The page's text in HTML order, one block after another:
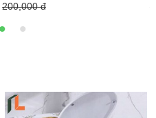
200,000 đ